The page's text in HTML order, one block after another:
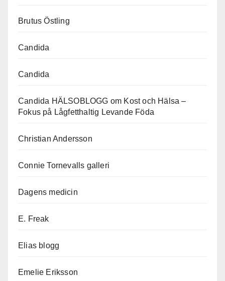
Brutus Östling
Candida
Candida
Candida HÄLSOBLOGG om Kost och Hälsa –
Fokus på Lågfetthaltig Levande Föda
Christian Andersson
Connie Tornevalls galleri
Dagens medicin
E. Freak
Elias blogg
Emelie Eriksson